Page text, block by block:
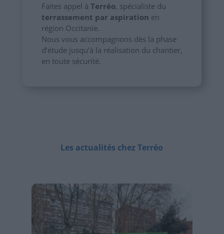
Faites appel à Terréo, spécialiste du
terrassement par aspiration en
région Occitanie.
Nous vous accompagnons dès la phase
d’étude jusqu’à la réalisation du chantier,
en toute sécurité.
Les actualités chez Terréo